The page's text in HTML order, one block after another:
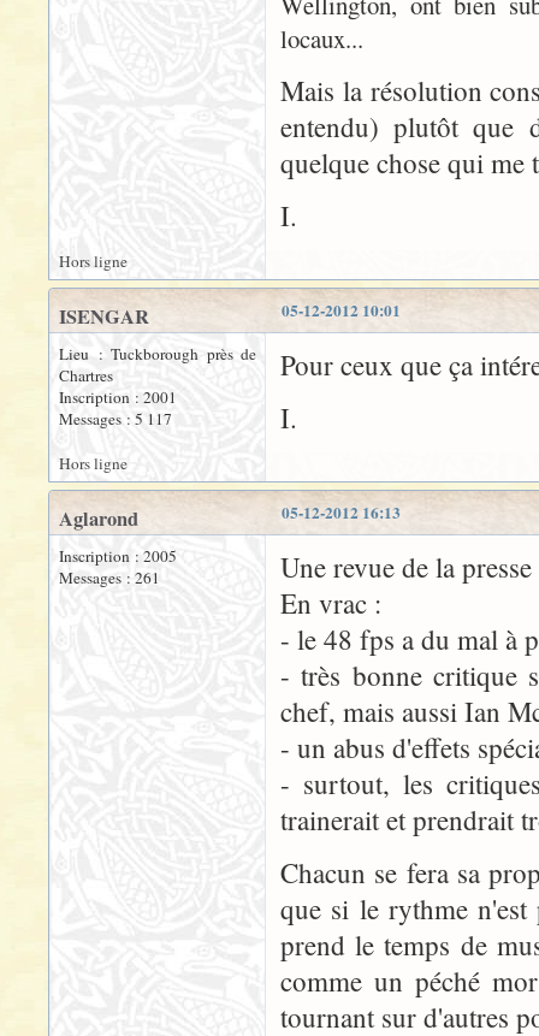
locaux...
Mais la résolution
entendu) plutôt que
quelque chose qui me
I.
Hors ligne
05-12-2012 10:01
ISENGAR
Lieu : Tuckborough près de
Chartres
Inscription : 2001
Messages : 5 117
Pour ceux que ça
I.
Hors ligne
05-12-2012 16:13
Aglarond
Inscription : 2005
Messages : 261
Une revue de la
En vrac :
- le 48 fps a du mal à
- très bonne critique
chef, mais aussi Ian
- un abus d'effets
- surtout, les
trainerait et prendrait
Chacun se fera sa
que si le rythme
prend le temps de
comme un péché
tournant sur d'autres